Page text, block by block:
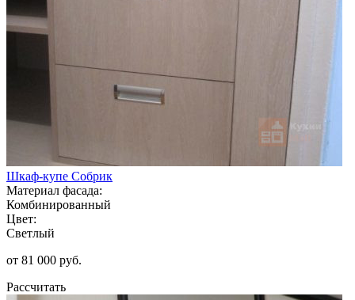
Шкаф-купе Собрик
Материал фасада:
Комбинированный
Цвет:
Светлый
от 81 000 руб.
Рассчитать